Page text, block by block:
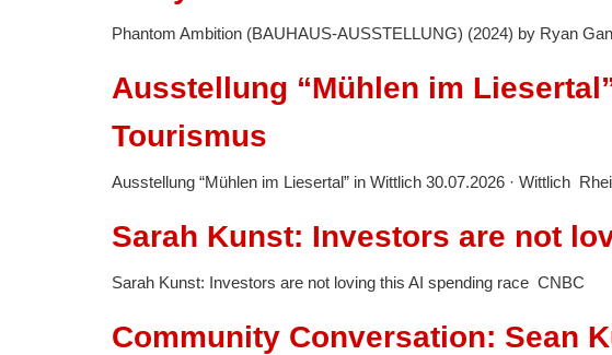
Phantom Ambition (BAUHAUS-AUSSTELLUNG) (2024) by Ryan
Ausstellung “Mühlen im
Tourismus
Ausstellung “Mühlen im Liesertal” in Wittlich 30.07.2026 · Wittlich
Sarah Kunst: Investors are not
Sarah Kunst: Investors are not loving this AI spending race CNBC
Community Conversation: Sean